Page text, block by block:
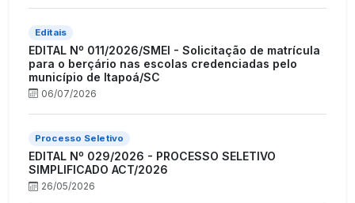
Editais
EDITAL Nº 011/2026/SMEI - Solicitação de matrícula
para o berçário nas escolas credenciadas pelo
município de Itapoá/SC
06/07/2026
Processo Seletivo
EDITAL Nº 029/2026 - PROCESSO SELETIVO
SIMPLIFICADO ACT/2026
26/05/2026